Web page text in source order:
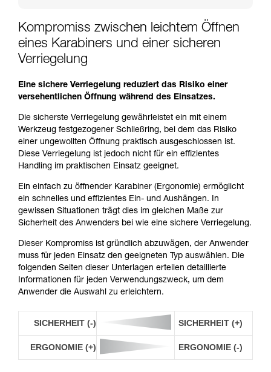
Kompromiss zwischen leichtem Öffnen
eines Karabiners und einer sicheren
Verriegelung
Eine sichere Verriegelung reduziert das Risiko einer
versehentlichen Öffnung während des Einsatzes.
Die sicherste Verriegelung gewährleistet ein mit einem
Werkzeug festgezogener Schließring, bei dem das Risiko
einer ungewollten Öffnung praktisch ausgeschlossen ist.
Diese Verriegelung ist jedoch nicht für ein effizientes
Handling im praktischen Einsatz geeignet.
Ein einfach zu öffnender Karabiner (Ergonomie) ermöglicht
ein schnelles und effizientes Ein- und Aushängen. In
gewissen Situationen trägt dies im gleichen Maße zur
Sicherheit des Anwenders bei wie eine sichere Verriegelung.
Dieser Kompromiss ist gründlich abzuwägen, der Anwender
muss für jeden Einsatz den geeigneten Typ auswählen. Die
folgenden Seiten dieser Unterlagen erteilen detaillierte
Informationen für jeden Verwendungszweck, um dem
Anwender die Auswahl zu erleichtern.
SICHERHEIT (-) SICHERHEIT (+)
ERGONOMIE (+) ERGONOMIE (-)